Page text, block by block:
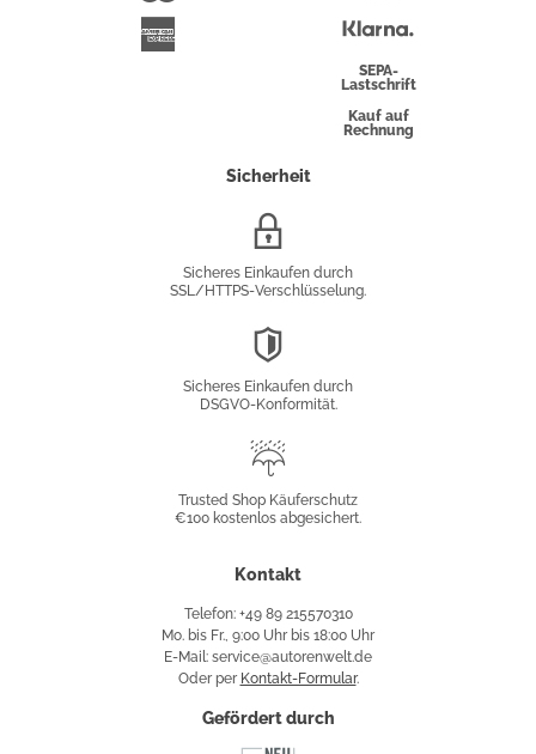
Überweisung
SEPA-
Lastschrift
Kauf auf
Rechnung
Sicherheit
Sicheres Einkaufen durch
SSL/HTTPS-Verschlüsselung.
Sicheres Einkaufen durch
DSGVO-Konformität.
Käuferschutz
Trusted Shop Käuferschutz
€100 kostenlos abgesichert.
Kontakt
Telefon: +49 89 215570310
Mo. bis Fr., 9:00 Uhr bis 18:00 Uhr
E-Mail: service@autorenwelt.de
Oder per Kontakt-Formular.
Gefördert durch